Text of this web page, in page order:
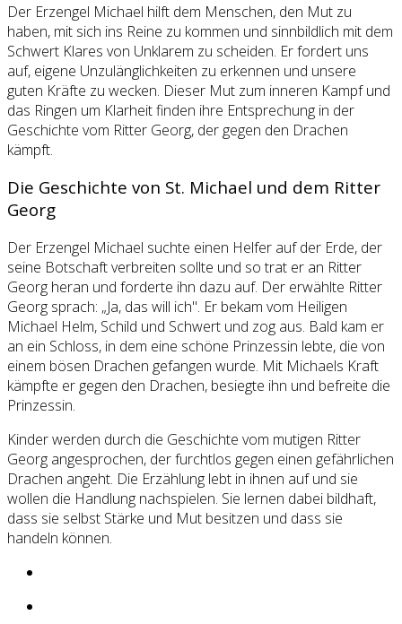
Der Erzengel Michael hilft dem Menschen, den Mut zu
haben, mit sich ins Reine zu kommen und sinnbildlich mit dem
Schwert Klares von Unklarem zu scheiden. Er fordert uns
auf, eigene Unzulänglichkeiten zu erkennen und unsere
guten Kräfte zu wecken. Dieser Mut zum inneren Kampf und
das Ringen um Klarheit finden ihre Entsprechung in der
Geschichte vom Ritter Georg, der gegen den Drachen
kämpft.
Die Geschichte von St. Michael und dem Ritter
Georg
Der Erzengel Michael suchte einen Helfer auf der Erde, der
seine Botschaft verbreiten sollte und so trat er an Ritter
Georg heran und forderte ihn dazu auf. Der erwählte Ritter
Georg sprach: „Ja, das will ich". Er bekam vom Heiligen
Michael Helm, Schild und Schwert und zog aus. Bald kam er
an ein Schloss, in dem eine schöne Prinzessin lebte, die von
einem bösen Drachen gefangen wurde. Mit Michaels Kraft
kämpfte er gegen den Drachen, besiegte ihn und befreite die
Prinzessin.
Kinder werden durch die Geschichte vom mutigen Ritter
Georg angesprochen, der furchtlos gegen einen gefährlichen
Drachen angeht. Die Erzählung lebt in ihnen auf und sie
wollen die Handlung nachspielen. Sie lernen dabei bildhaft,
dass sie selbst Stärke und Mut besitzen und dass sie
handeln können.